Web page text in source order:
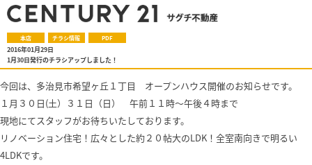
本店 チラシ情報 PDF
2016年01月29日
1月30日発行のチラシアップしました！
今回は、多治見市希望ヶ丘１丁目 オープンハウス開催のお知らせです。
１月３０日(土）３１日（日） 午前１１時～午後４時まで
現地にてスタッフがお待ちいたしております。
リノベーション住宅！広々とした約２０帖大のLDK！ 全室南向きで明るい
4LDKです。